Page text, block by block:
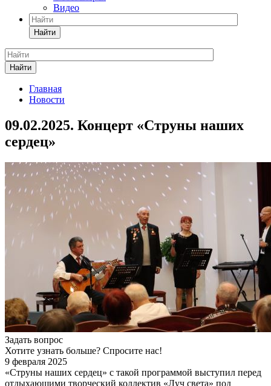
Видео
Найти
Найти
Главная
Новости
09.02.2025. Концерт «Струны наших
сердец»
Задать вопрос
Хотите узнать больше? Спросите нас!
9 февраля 2025
«Струны наших сердец» с такой программой выступил перед
отдыхающими творческий коллектив «Луч света» под